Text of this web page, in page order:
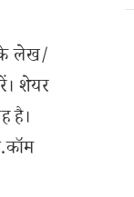
के लेख/
शेयर
है।